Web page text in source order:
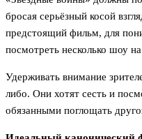
бросая серьёзный косой
предстоящий фильм, для
посмотреть несколько шоу
Удерживать внимание
либо. Они хотят сесть и
обязанными поглощать